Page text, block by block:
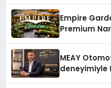
Empire
Premium
MEAY
deneyimiyle